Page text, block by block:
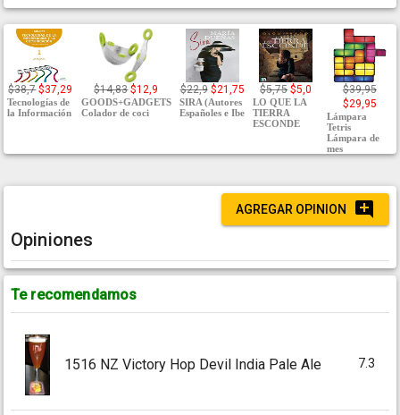
$38,7 $37,29
Tecnologías de
la Información
$14,83 $12,9
GOODS+GADGETS
Colador de coci
$22,9 $21,75
SIRA (Autores
Españoles e Ibe
$5,75 $5,0
LO QUE LA
TIERRA
ESCONDE
$39,95
$29,95
Lámpara
Tetris
Lámpara de
mes
AGREGAR OPINION
Opiniones
Te recomendamos
1516 NZ Victory Hop Devil India Pale Ale 7.3